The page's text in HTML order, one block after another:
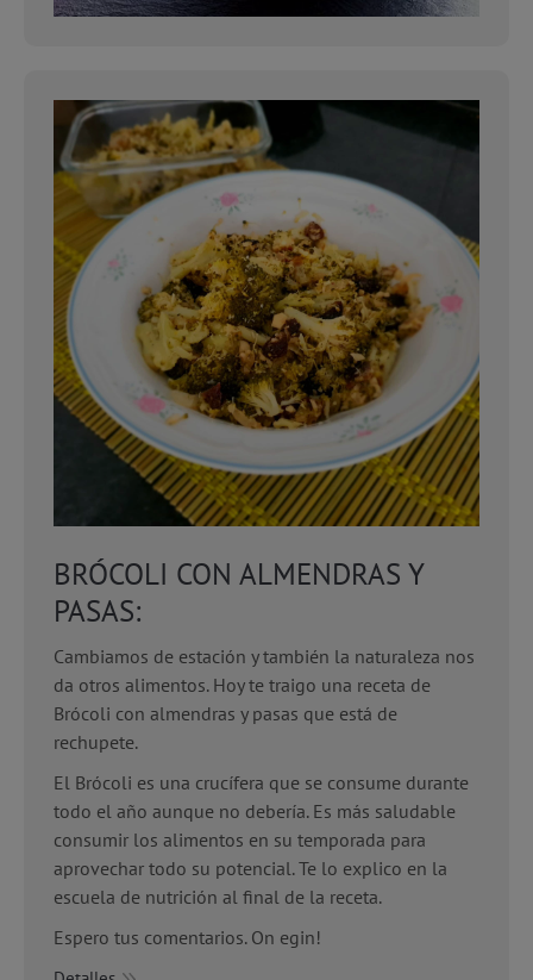
BRÓCOLI CON ALMENDRAS Y
PASAS:
Cambiamos de estación y también la naturaleza nos
da otros alimentos. Hoy te traigo una receta de
Brócoli con almendras y pasas que está de
rechupete.
El Brócoli es una crucífera que se consume durante
todo el año aunque no debería. Es más saludable
consumir los alimentos en su temporada para
aprovechar todo su potencial. Te lo explico en la
escuela de nutrición al final de la receta.
Espero tus comentarios. On egin!